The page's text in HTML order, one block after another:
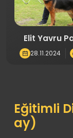
Elit Yavru
28.11.2024
Eğitimli
ay)